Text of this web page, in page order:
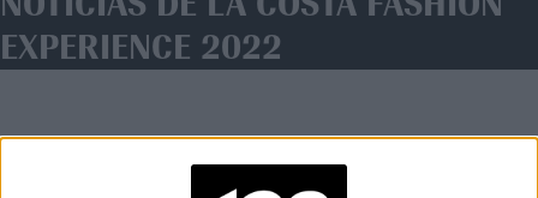
EXPERIENCE 2022